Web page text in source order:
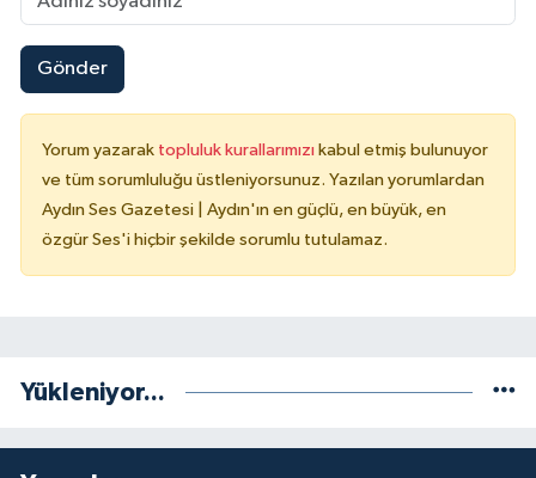
Gönder
Yorum yazarak topluluk kurallarımızı kabul etmiş bulunuyor
ve tüm sorumluluğu üstleniyorsunuz. Yazılan yorumlardan
Aydın Ses Gazetesi | Aydın'ın en güçlü, en büyük, en
özgür Ses'i hiçbir şekilde sorumlu tutulamaz.
Yükleniyor...